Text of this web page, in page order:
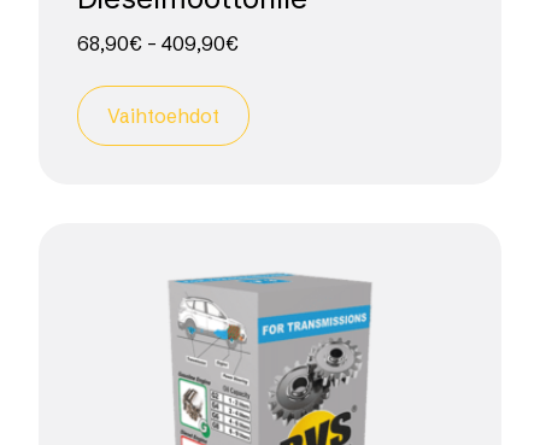
68,90€ – 409,90€
Vaihtoehdot